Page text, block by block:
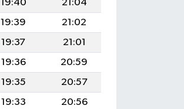
19:40
21:04
19:39
21:02
19:37
21:01
19:36
20:59
19:35
20:57
19:33
20:56